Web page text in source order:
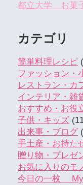
都立大学 お菓
カテゴリ
簡単料理レシピ
ファッション・
レストラン・カ
インテリア・雑
おすすめ・お役
子供・キッズ
出来事・ブログ
手土産・お持た
贈り物・プレゼ
お気に入りの
今日の一枚 My